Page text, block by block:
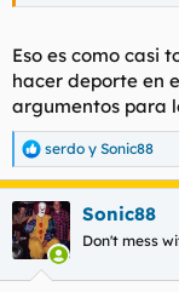
Eso es como casi
hacer deporte en
argumentos para
R
e
a
c
c
i
serdo y Sonic88
Sonic88
Don't mess